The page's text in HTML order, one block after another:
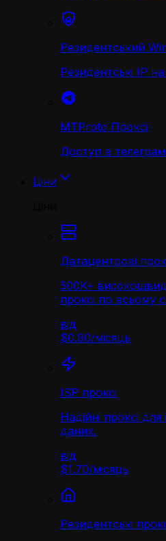
Резидентський
Резидентські IP
MTProto Проксі
Доступ в
Ціни
Датацентрові
500K+
проксі по всьому
від
$0.90/місяць
ISP проксі
Надійні проксі
даних.
від
$1.70/місяць
Резидентські